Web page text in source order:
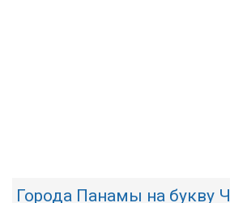
Города Панамы на букву Ч